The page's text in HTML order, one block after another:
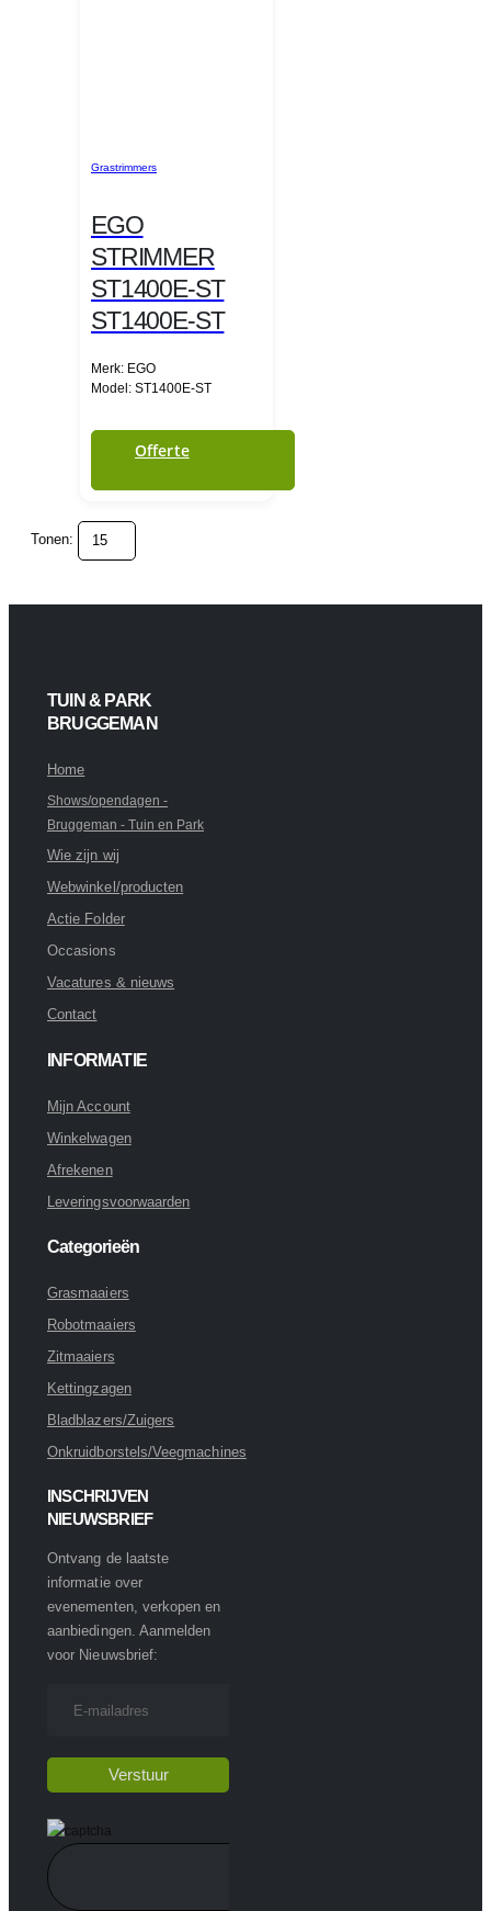
Grastrimmers
EGO
STRIMMER
ST1400E-ST
ST1400E-ST
Merk: EGO
Model: ST1400E-ST
Offerte
Tonen:
TUIN & PARK
BRUGGEMAN
Home
Shows/opendagen -
Bruggeman - Tuin en Park
Wie zijn wij
Webwinkel/producten
Actie Folder
Occasions
Vacatures & nieuws
Contact
INFORMATIE
Mijn Account
Winkelwagen
Afrekenen
Leveringsvoorwaarden
Categorieën
Grasmaaiers
Robotmaaiers
Zitmaaiers
Kettingzagen
Bladblazers/Zuigers
Onkruidborstels/Veegmachines
INSCHRIJVEN
NIEUWSBRIEF
Ontvang de laatste
informatie over
evenementen, verkopen en
aanbiedingen. Aanmelden
voor Nieuwsbrief: